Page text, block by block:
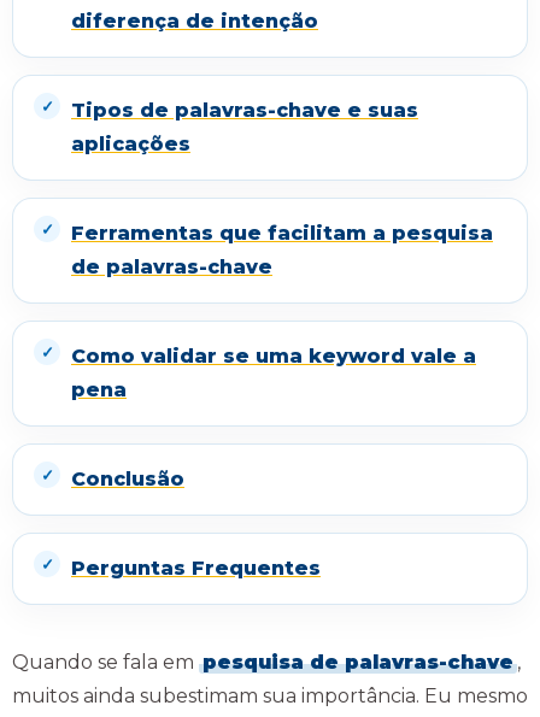
diferença de intenção
Tipos de palavras-chave e suas
aplicações
Ferramentas que facilitam a pesquisa
de palavras-chave
Como validar se uma keyword vale a
pena
Conclusão
Perguntas Frequentes
Quando se fala em pesquisa de palavras-chave ,
muitos ainda subestimam sua importância. Eu mesmo